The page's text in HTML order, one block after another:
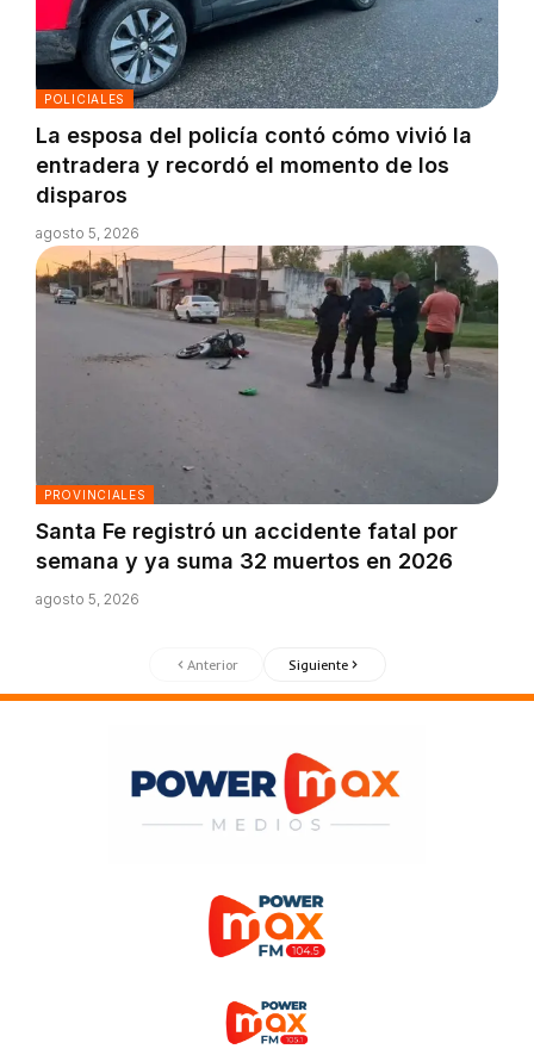
POLICIALES
La esposa del policía contó cómo vivió la
entradera y recordó el momento de los
disparos
agosto 5, 2026
PROVINCIALES
Santa Fe registró un accidente fatal por
semana y ya suma 32 muertos en 2026
agosto 5, 2026
Anterior Siguiente